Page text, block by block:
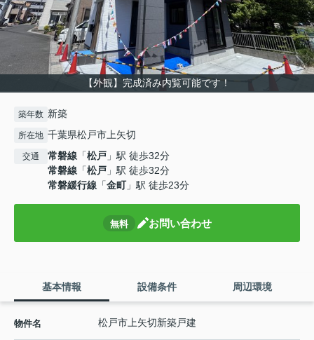
【外観】完成済み内覧可能です！
築年数 新築
所在地 千葉県松戸市上矢切
交通 常磐線 「松戸 」駅 徒歩32分
常磐線 「松戸 」駅 徒歩32分
常磐緩行線 「金町」駅 徒歩23分
無料 お問い合わせ
基本情報 設備条件 周辺環境
物件名 松戸市上矢切新築戸建